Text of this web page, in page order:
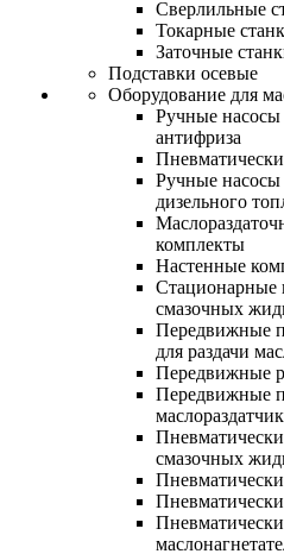
Сверлильные
Токарные
Заточные
Подставки осевые
Оборудование для
Ручные насосы
антифриза
Ручные насосы
дизельного
комплекты
Настенные
Стационарные
смазочных
Передвижные
для раздачи
Передвижные
Передвижные
смазочных